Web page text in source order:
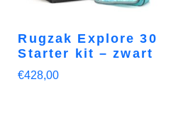
Rugzak Explore 30
Starter kit – zwart
€428,00